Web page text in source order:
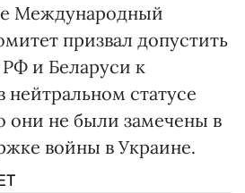
Международный
призвал допустить
и Беларуси к
нейтральном статусе
они не были замечены в
войны в Украине.